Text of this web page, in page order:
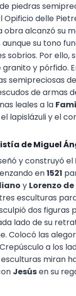
piedras
Opificio delle
obra alcanzó su
su tono
sobrios. Por ello,
y pórfido.
semipreciosas
de armas
leales a la
lapislázuli y el
de Miguel
y construyó el
en1521
y Lorenzo
esculturas
dos figuras
lado de su
Colocó las
a los
esculturas miran
Jesúsen su